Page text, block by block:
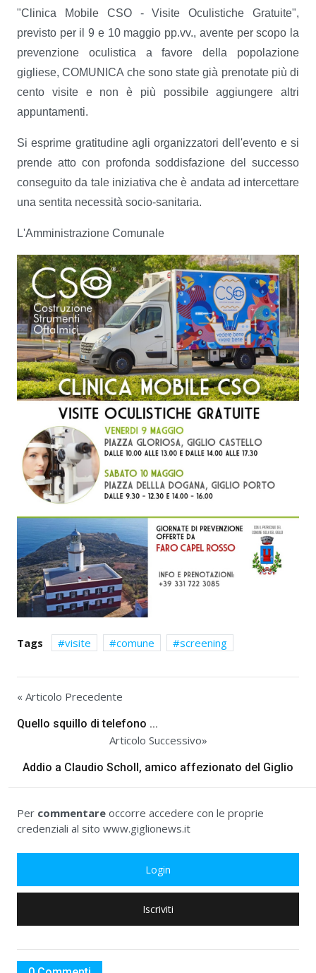
"Clinica Mobile CSO - Visite Oculistiche Gratuite",
previsto per il 9 e 10 maggio pp.vv., avente per scopo la
prevenzione oculistica a favore della popolazione
gigliese, COMUNICA che sono state già prenotate più di
cento visite e non è più possibile aggiungere altri
appuntamenti.
Si esprime gratitudine agli organizzatori dell'evento e si
prende atto con profonda soddisfazione del successo
conseguito da tale iniziativa che è andata ad intercettare
una sentita necessità socio-sanitaria.
L'Amministrazione Comunale
Tags visite comune screening
« Articolo Precedente
Quello squillo di telefono ...
Articolo Successivo»
Addio a Claudio Scholl, amico affezionato del Giglio
Per commentare occorre accedere con le proprie
credenziali al sito www.giglionews.it
Login
Iscriviti